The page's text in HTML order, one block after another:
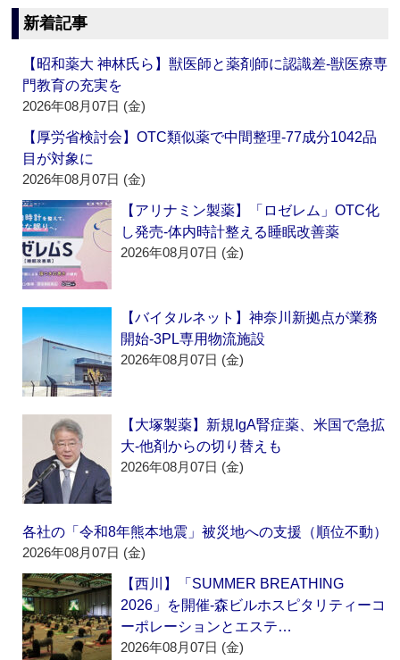
新着記事
【昭和薬大 神林氏ら】獣医師と薬剤師に認識差‐獣医療専
門教育の充実を
2026年08月07日 (金)
【厚労省検討会】OTC類似薬で中間整理‐77成分1042品
目が対象に
2026年08月07日 (金)
【アリナミン製薬】「ロゼレム」OTC化
し発売‐体内時計整える睡眠改善薬
2026年08月07日 (金)
【バイタルネット】神奈川新拠点が業務
開始‐3PL専用物流施設
2026年08月07日 (金)
【大塚製薬】新規IgA腎症薬、米国で急拡
大‐他剤からの切り替えも
2026年08月07日 (金)
各社の「令和8年熊本地震」被災地への支援（順位不動）
2026年08月07日 (金)
【西川】「SUMMER BREATHING
2026」を開催‐森ビルホスピタリティーコ
ーポレーションとエステ…
2026年08月07日 (金)